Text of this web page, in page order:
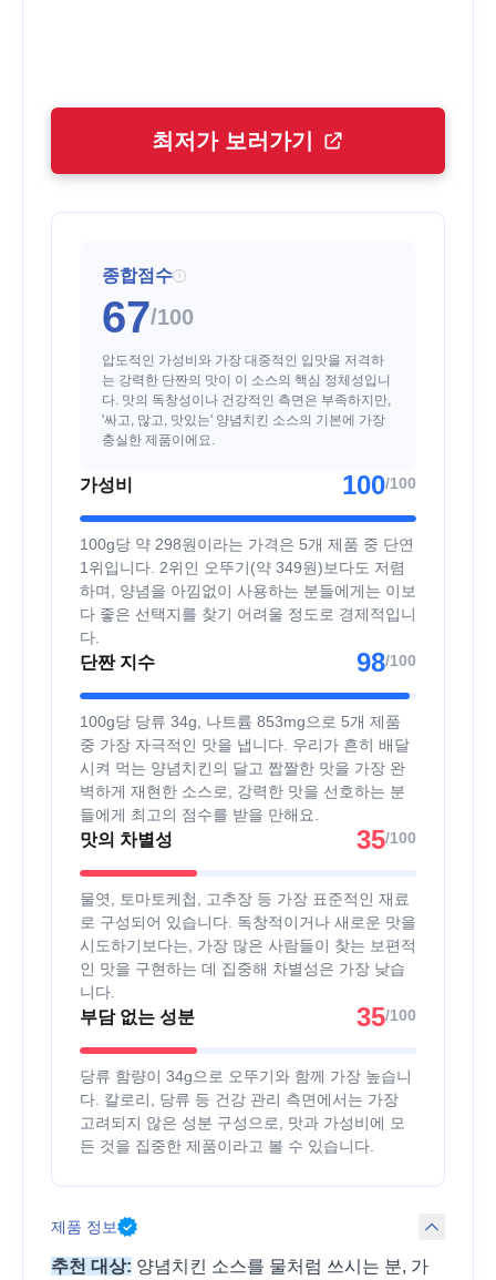
최저가 보러가기
종합점수 i
67/100
압도적인 가성비와 가장 대중적인 입맛을 저격하
는 강력한 단짠의 맛이 이 소스의 핵심 정체성입니
다. 맛의 독창성이나 건강적인 측면은 부족하지만,
'싸고, 많고, 맛있는' 양념치킨 소스의 기본에 가장
충실한 제품이에요.
가성비 100/100
100g당 약 298원이라는 가격은 5개 제품 중 단연
1위입니다. 2위인 오뚜기(약 349원)보다도 저렴
하며, 양념을 아낌없이 사용하는 분들에게는 이보
다 좋은 선택지를 찾기 어려울 정도로 경제적입니
다.
단짠 지수 98/100
100g당 당류 34g, 나트륨 853mg으로 5개 제품
중 가장 자극적인 맛을 냅니다. 우리가 흔히 배달
시켜 먹는 양념치킨의 달고 짭짤한 맛을 가장 완
벽하게 재현한 소스로, 강력한 맛을 선호하는 분
들에게 최고의 점수를 받을 만해요.
맛의 차별성 35/100
물엿, 토마토케첩, 고추장 등 가장 표준적인 재료
로 구성되어 있습니다. 독창적이거나 새로운 맛을
시도하기보다는, 가장 많은 사람들이 찾는 보편적
인 맛을 구현하는 데 집중해 차별성은 가장 낮습
니다.
부담 없는 성분 35/100
당류 함량이 34g으로 오뚜기와 함께 가장 높습니
다. 칼로리, 당류 등 건강 관리 측면에서는 가장
고려되지 않은 성분 구성으로, 맛과 가성비에 모
든 것을 집중한 제품이라고 볼 수 있습니다.
제품 정보
추천 대상: 양념치킨 소스를 물처럼 쓰시는 분, 가